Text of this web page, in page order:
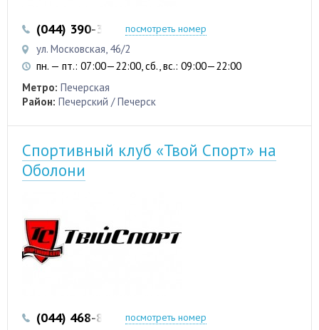
(044) 390-35-50посмотреть номер
ул. Московская, 46/2
пн. — пт.: 07:00—22:00, сб., вс.: 09:00—22:00
Метро: Печерская
Район: Печерский / Печерск
Спортивный клуб «Твой Спорт» на
Оболони
(044) 468-83-33посмотреть номер